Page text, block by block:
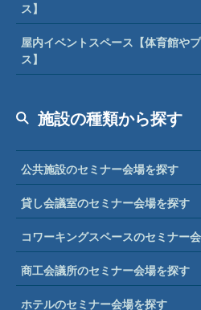
ス】
屋内イベントスペース【体育館や
ス】
施設の種類から探す
公共施設のセミナー会場を探す
貸し会議室のセミナー会場を探す
コワーキングスペースのセミナー
商工会議所のセミナー会場を探す
ホテルのセミナー会場を探す